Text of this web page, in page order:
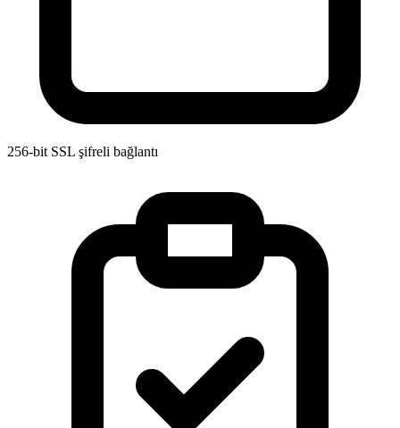
256-bit SSL şifreli bağlantı